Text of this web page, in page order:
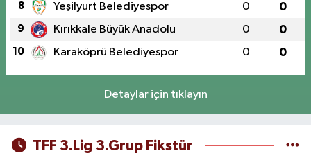
8 Yeşilyurt Belediyespor 0 0
9 Kırıkkale Büyük Anadolu 0 0
10 Karaköprü Belediyespor 0 0
Detaylar için tıklayın
TFF 3.Lig 3.Grup Fikstür